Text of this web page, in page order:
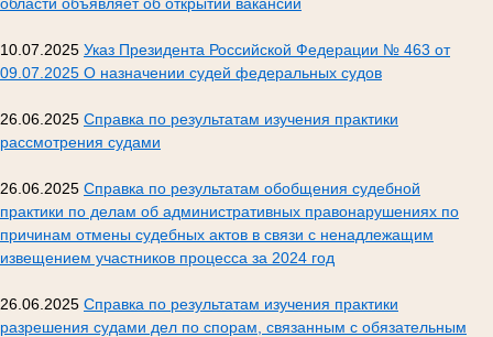
10.07.2025 Указ Президента Российской Федерации № 463 от
09.07.2025 О назначении судей федеральных судов
26.06.2025 Справка по результатам изучения практики
рассмотрения судами
26.06.2025 Справка по результатам обобщения судебной
практики по делам об административных правонарушениях по
причинам отмены судебных актов в связи с ненадлежащим
извещением участников процесса за 2024 год
26.06.2025 Справка по результатам изучения практики
разрешения судами дел по спорам, связанным с обязательным